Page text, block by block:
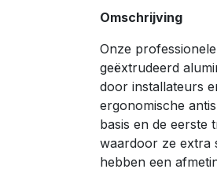
Omschrijving
Onze
geëxtrudeerd
door installateurs
ergonomische
basis en de eerste
waardoor ze extra
hebben een